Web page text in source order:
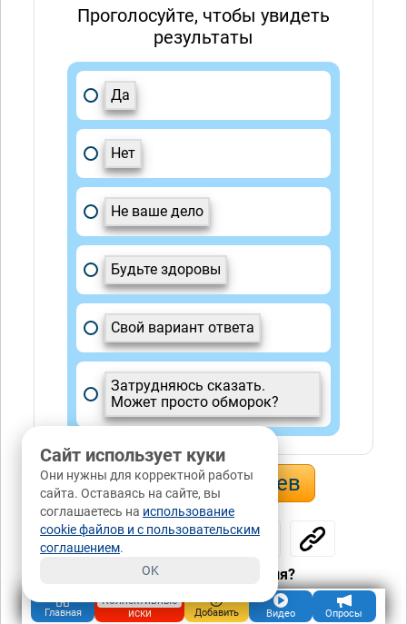
Проголосуйте, чтобы увидеть
результаты
Да
Нет
Не ваше дело
Будьте здоровы
Свой вариант ответа
Затрудняюсь сказать.
Может просто обморок?
158 комментариев
Понравилась публикация?
да 156 / -8 нет
Главная
Коллективные
иски
Добавить Видео Опросы
Сайт использует куки
Они нужны для корректной работы
сайта. Оставаясь на сайте, вы
соглашаетесь на использование
cookie файлов и с пользовательским
соглашением.
OK